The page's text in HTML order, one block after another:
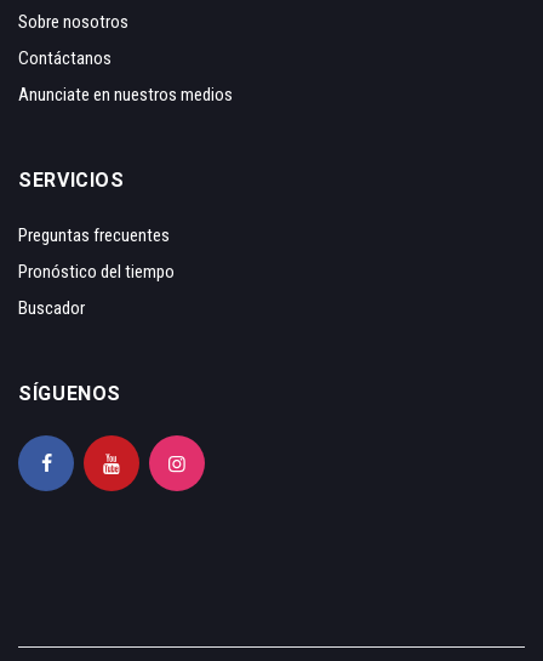
Sobre nosotros
Contáctanos
Anunciate en nuestros medios
SERVICIOS
Preguntas frecuentes
Pronóstico del tiempo
Buscador
SÍGUENOS